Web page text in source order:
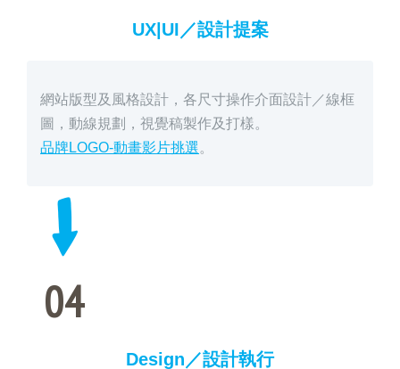
UX|UI／設計提案
網站版型及風格設計，各尺寸操作介面設計／線框
圖，動線規劃，視覺稿製作及打樣。
品牌LOGO-動畫影片挑選。
04
Design／設計執行